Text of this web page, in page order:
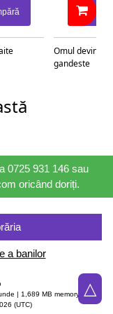
Omul devine
gandeste
0725 931 146 sau
oricând doriți.
a banilor
| 1,689 MB memory |
(UTC)
△